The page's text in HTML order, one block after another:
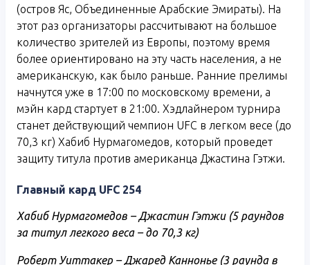
(остров Яс, Объединенные Арабские Эмираты). На
этот раз организаторы рассчитывают на большое
количество зрителей из Европы, поэтому время
более ориентировано на эту часть населения, а не
американскую, как было раньше. Ранние прелимы
начнутся уже в 17:00 по московскому времени, а
мэйн кард стартует в 21:00. Хэдлайнером турнира
станет действующий чемпион UFC в легком весе (до
70,3 кг) Хабиб Нурмагомедов, который проведет
защиту титула против американца Джастина Гэтжи.
Главный кард UFC 254
Хабиб Нурмагомедов – Джастин Гэтжи (5 раундов
за титул легкого веса – до 70,3 кг)
Роберт Уиттакер – Джаред Каннонье (3 раунда в